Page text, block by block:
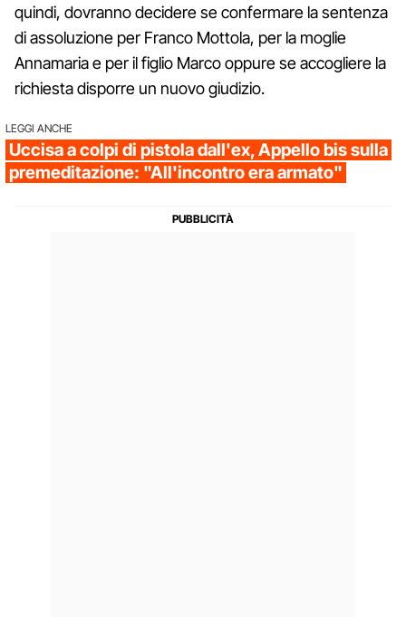
quindi, dovranno decidere se confermare la sentenza
di assoluzione per Franco Mottola, per la moglie
Annamaria e per il figlio Marco oppure se accogliere la
richiesta disporre un nuovo giudizio.
LEGGI ANCHE
Uccisa a colpi di pistola dall'ex, Appello bis sulla
premeditazione: "All'incontro era armato"